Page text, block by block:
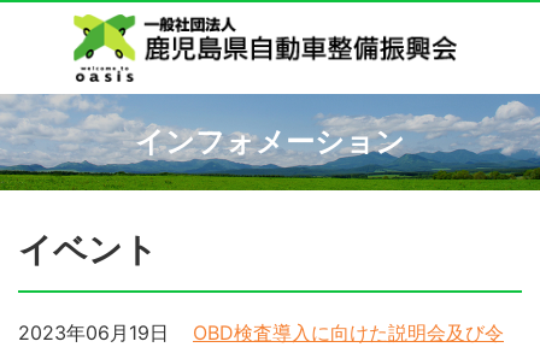
インフォメーション
イベント
OBD検査導入に向けた説明会及び令
2023年06月19日